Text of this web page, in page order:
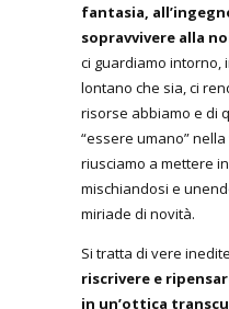
fantasia,
sopravvivere alla
ci guardiamo intorno,
lontano che sia, ci
risorse abbiamo e di
“essere umano”
riusciamo a mettere
mischiandosi e
miriade di novità.
Si tratta di vere inedite
riscrivere e
in un’ottica